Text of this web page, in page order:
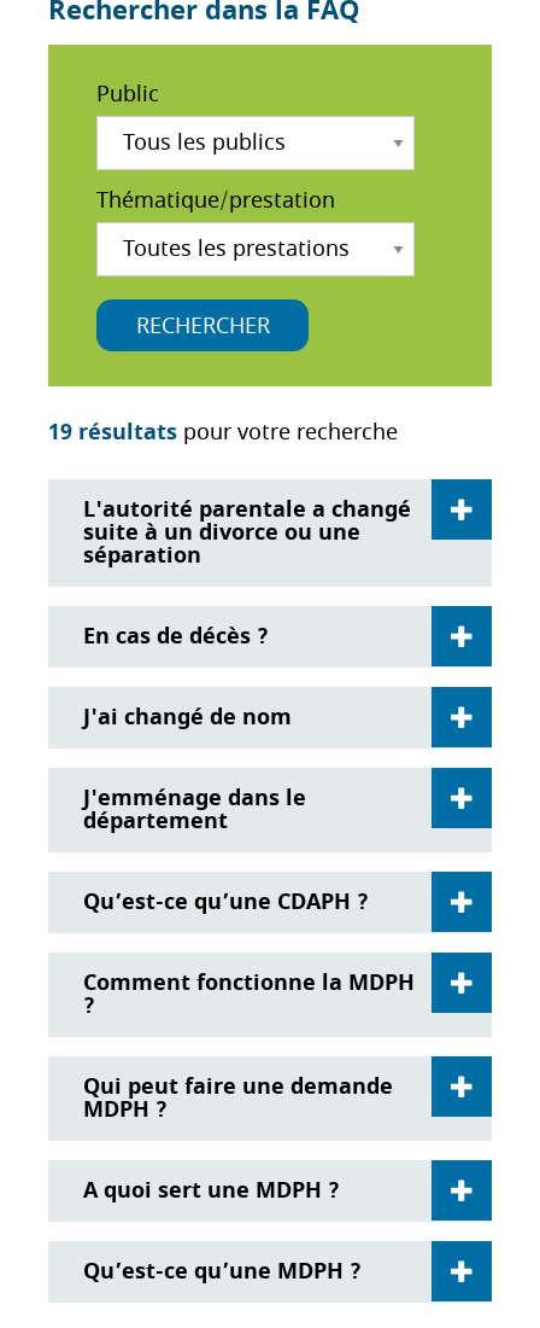
Rechercher dans la FAQ
Public
Thématique/prestation
19 résultats pour votre recherche
L'autorité parentale a changé
suite à un divorce ou une
séparation
En cas de décès ?
J'ai changé de nom
J'emménage dans le
département
Qu’est-ce qu’une CDAPH ?
Comment fonctionne la MDPH
?
Qui peut faire une demande
MDPH ?
A quoi sert une MDPH ?
Qu’est-ce qu’une MDPH ?